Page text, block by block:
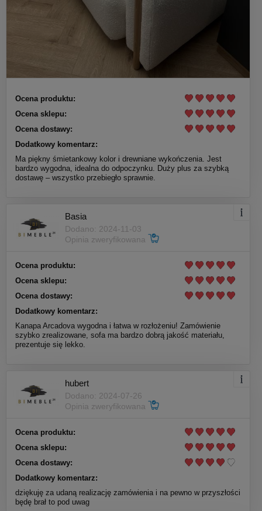
Ocena produktu:
Ocena sklepu:
Ocena dostawy:
Dodatkowy komentarz:
Ma piękny śmietankowy kolor i drewniane wykończenia. Jest
bardzo wygodna, idealna do odpoczynku. Duży plus za szybką
dostawę – wszystko przebiegło sprawnie.
Basia
Dodano: 2024-11-03
Opinia zweryfikowana
Ocena produktu:
Ocena sklepu:
Ocena dostawy:
Dodatkowy komentarz:
Kanapa Arcadova wygodna i łatwa w rozłożeniu! Zamówienie
szybko zrealizowane, sofa ma bardzo dobrą jakość materiału,
prezentuje się lekko.
hubert
Dodano: 2024-07-26
Opinia zweryfikowana
Ocena produktu:
Ocena sklepu:
Ocena dostawy:
Dodatkowy komentarz:
dziękuję za udaną realizację zamówienia i na pewno w przyszłości
będę brał to pod uwag